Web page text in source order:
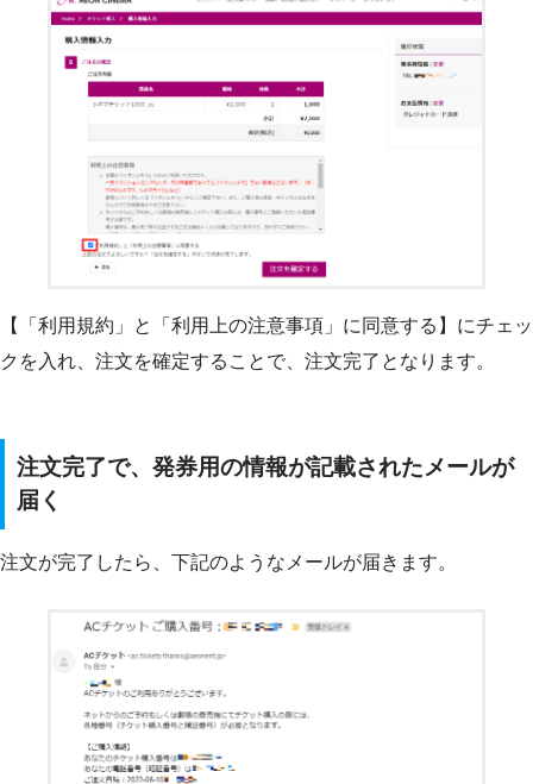
【「利用規約」と「利用上の注意事項」に同意する】にチェッ
クを入れ、注文を確定することで、注文完了となります。
注文完了で、発券用の情報が記載されたメールが
届く
注文が完了したら、下記のようなメールが届きます。